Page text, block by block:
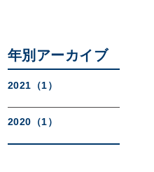
年別アーカイブ
2021（1）
2020（1）